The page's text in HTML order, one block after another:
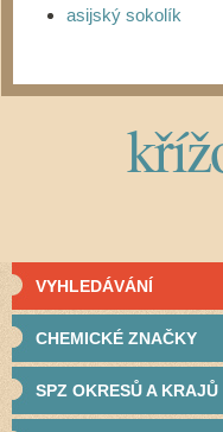
asijský sokolík
VYHLEDÁVÁNÍ
CHEMICKÉ ZNAČKY
SPZ OKRESŮ A KRAJŮ